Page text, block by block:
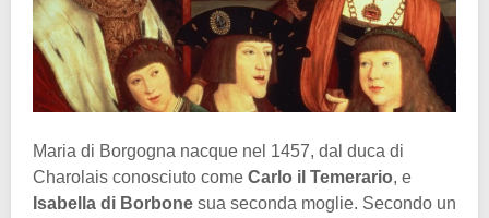
Maria di Borgogna nacque nel 1457, dal duca di
Charolais conosciuto come Carlo il Temerario, e
Isabella di Borbone sua seconda moglie. Secondo un